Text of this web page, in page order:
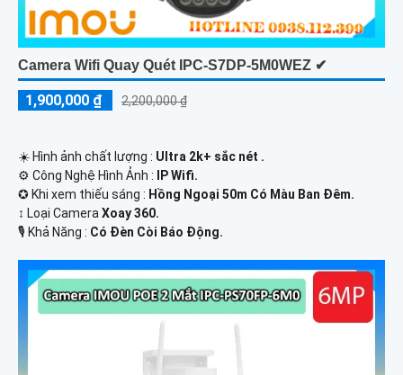
Camera Wifi Quay Quét IPC-S7DP-5M0WEZ ✔
1,900,000 ₫ 2,200,000 ₫
☀️ Hình ảnh chất lượng : Ultra 2k+ sắc nét .
⚙ Công Nghệ Hình Ảnh :
IP Wifi.
✪ Khi xem thiếu sáng : Hồng Ngoại 50m Có Màu Ban Ðêm.
↕️ Loại Camera Xoay 360.
️🎙 Khả Năng : Có Ðèn Còi Báo Động.